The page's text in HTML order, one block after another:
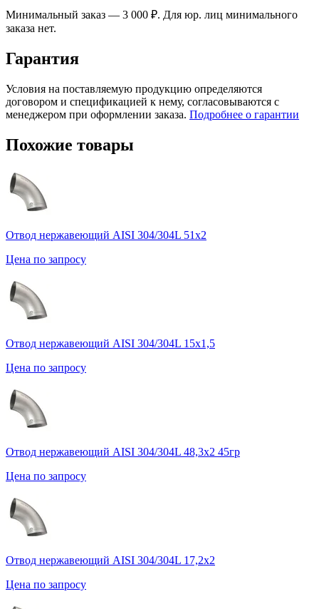
Минимальный заказ — 3 000 ₽. Для юр. лиц минимального
заказа нет.
Гарантия
Условия на поставляемую продукцию определяются
договором и спецификацией к нему, согласовываются с
менеджером при оформлении заказа. Подробнее о гарантии
Похожие товары
Отвод нержавеющий AISI 304/304L 51х2
Цена по запросу
Отвод нержавеющий AISI 304/304L 15х1,5
Цена по запросу
Отвод нержавеющий AISI 304/304L 48,3х2 45гр
Цена по запросу
Отвод нержавеющий AISI 304/304L 17,2х2
Цена по запросу